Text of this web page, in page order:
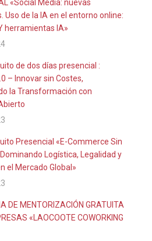
«Social Media: nuevas
Uso de la IA en el entorno online:
herramientas IA»
de dos días presencial :
– Innovar sin Costes,
la Transformación con
Presencial «E-Commerce Sin
Logística, Legalidad y
el Mercado Global»
DE MENTORIZACIÓN GRATUITA
«LAOCOOTE COWORKING